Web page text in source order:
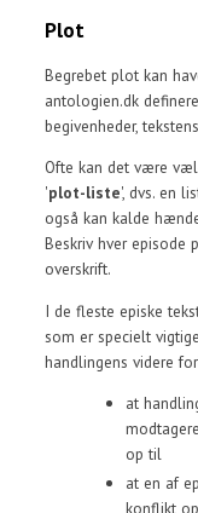
Plot
Begrebet plot kan
antologien.dk
begivenheder,
Ofte kan det være
'plot-liste', dvs. en
også kan kalde
Beskriv hver episode
overskrift.
I de fleste episke
som er specielt
handlingens videre
at
op til
at en af
konflikt